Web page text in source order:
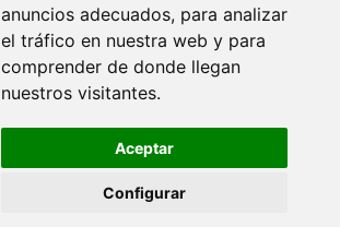
anuncios adecuados, para analizar
el tráfico en nuestra web y para
comprender de donde llegan
nuestros visitantes.
Aceptar
Configurar